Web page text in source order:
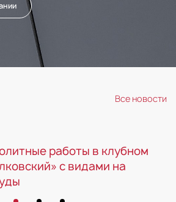
Все новости
работы в клубном
с видами на